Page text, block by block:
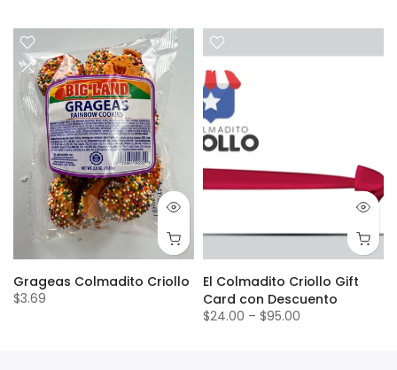
Grageas Colmadito Criollo
$3.69
El Colmadito Criollo Gift
Card con Descuento
$24.00 – $95.00